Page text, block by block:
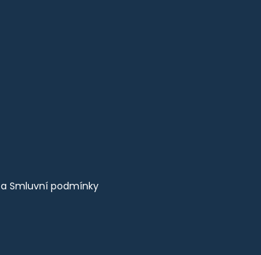
a Smluvní podmínky